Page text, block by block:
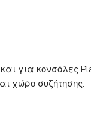
για κονσόλες
χώρο συζήτησης.